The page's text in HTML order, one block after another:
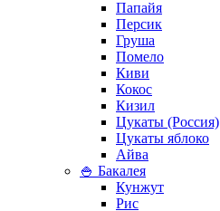
Папайя
Персик
Груша
Помело
Киви
Кокос
Кизил
Цукаты (Россия)
Цукаты яблоко
Айва
🍚 Бакалея
Кунжут
Рис